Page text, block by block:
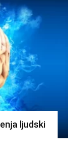
ljudski